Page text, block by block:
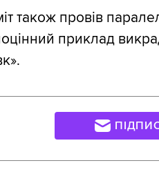
також провів
приклад